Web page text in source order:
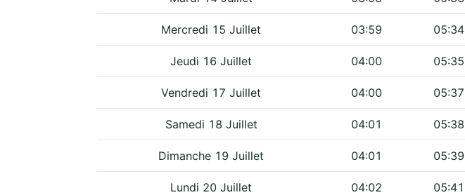
Mercredi 15 Juillet 03:59 05:34
Jeudi 16 Juillet 04:00 05:35
Vendredi 17 Juillet 04:00 05:37
Samedi 18 Juillet 04:01 05:38
Dimanche 19 Juillet 04:01 05:39
Lundi 20 Juillet 04:02 05:41